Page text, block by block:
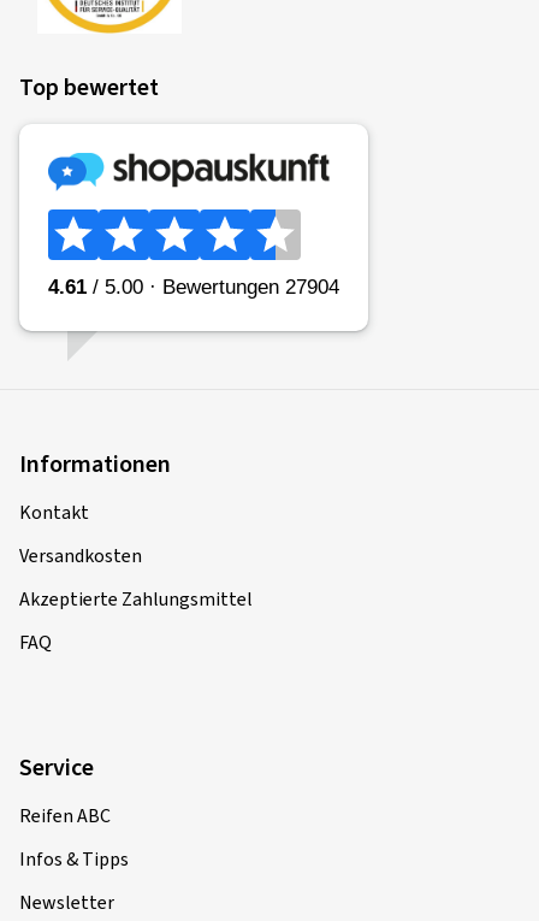
Top bewertet
Informationen
Kontakt
Versandkosten
Akzeptierte Zahlungsmittel
FAQ
Service
Reifen ABC
Infos & Tipps
Newsletter